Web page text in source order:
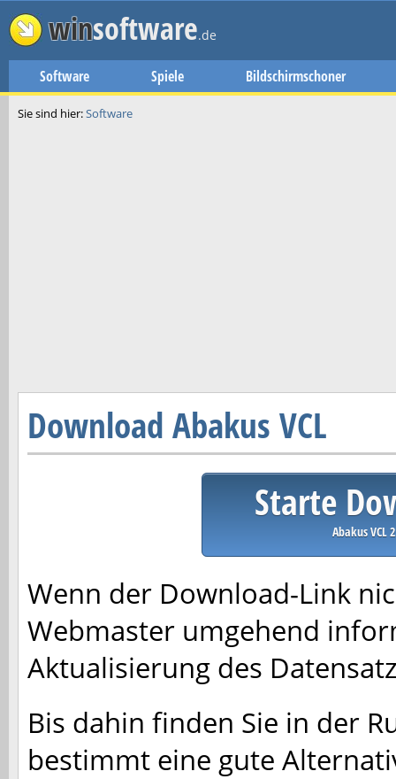
winsoftware.de
Software Spiele Bildschirmschoner
Sie sind hier:Software
Download Abakus VCL
Starte
Abakus VCL
Wenn der Download-Link
Webmaster umgehend
Aktualisierung des
Bis dahin finden Sie in der
bestimmt eine gute